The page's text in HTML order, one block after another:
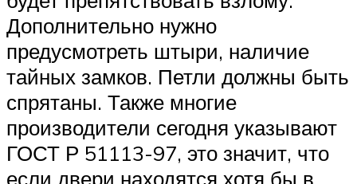
Дополнительно нужно
предусмотреть штыри, наличие
тайных замков. Петли должны быть
спрятаны. Также многие
производители сегодня указывают
ГОСТ Р 51113-97, это значит, что
если двери находятся хотя бы в